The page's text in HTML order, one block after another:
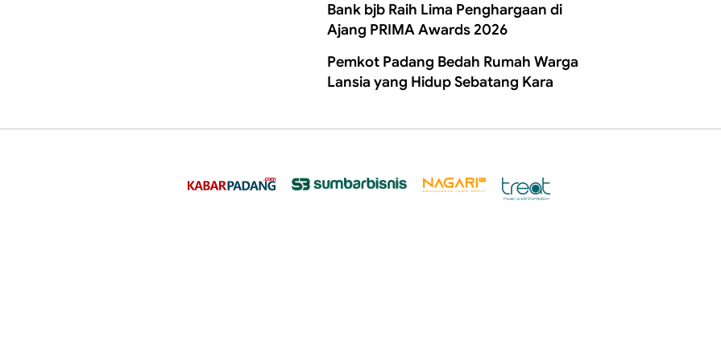
Bank bjb Raih Lima Penghargaan di
Ajang PRIMA Awards 2026
Pemkot Padang Bedah Rumah Warga
Lansia yang Hidup Sebatang Kara